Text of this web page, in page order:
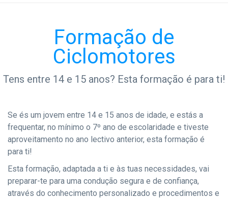
Formação de
Ciclomotores
Tens entre 14 e 15 anos? Esta formação é para ti!
Se és um jovem entre 14 e 15 anos de idade, e estás a
frequentar, no mínimo o 7º ano de escolaridade e tiveste
aproveitamento no ano lectivo anterior, esta formação é
para ti!
Esta formação, adaptada a ti e às tuas necessidades, vai
preparar-te para uma condução segura e de confiança,
através do conhecimento personalizado e procedimentos e